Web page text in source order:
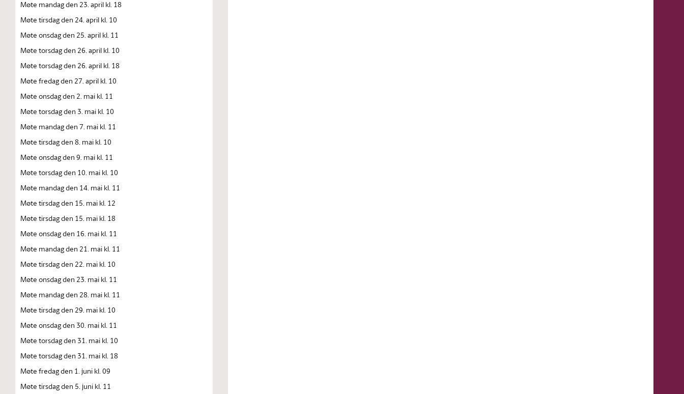
Møte mandag den 23. april kl. 18
Møte tirsdag den 24. april kl. 10
Møte onsdag den 25. april kl. 11
Møte torsdag den 26. april kl. 10
Møte torsdag den 26. april kl. 18
Møte fredag den 27. april kl. 10
Møte onsdag den 2. mai kl. 11
Møte torsdag den 3. mai kl. 10
Møte mandag den 7. mai kl. 11
Møte tirsdag den 8. mai kl. 10
Møte onsdag den 9. mai kl. 11
Møte torsdag den 10. mai kl. 10
Møte mandag den 14. mai kl. 11
Møte tirsdag den 15. mai kl. 12
Møte tirsdag den 15. mai kl. 18
Møte onsdag den 16. mai kl. 11
Møte mandag den 21. mai kl. 11
Møte tirsdag den 22. mai kl. 10
Møte onsdag den 23. mai kl. 11
Møte mandag den 28. mai kl. 11
Møte tirsdag den 29. mai kl. 10
Møte onsdag den 30. mai kl. 11
Møte torsdag den 31. mai kl. 10
Møte torsdag den 31. mai kl. 18
Møte fredag den 1. juni kl. 09
Møte tirsdag den 5. juni kl. 11